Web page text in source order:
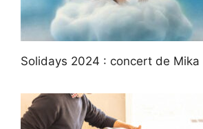
Solidays 2024 : concert de Mika